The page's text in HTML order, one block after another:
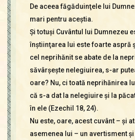
De aceea făgăduinţele lui
mari pentru aceştia.
Şi totuşi Cuvântul lui Dumnezeu
înştiinţarea lui este foarte aspră
cel neprihănit se abate de la
săvârşeşte nelegiuirea, s-ar
oare? Nu, ci toată neprihănirea
că s-a dat la nelegiuire şi la
în ele (Ezechil 18, 24).
Nu este, oare, acest cuvânt – şi
asemenea lui – un avertisment